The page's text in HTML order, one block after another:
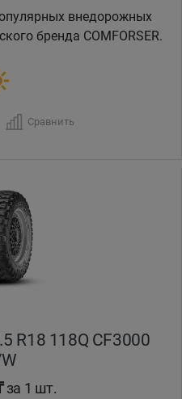
внедорожных
бренда COMFORSER.
Сравнить
R18 118Q CF3000
за 1 шт.